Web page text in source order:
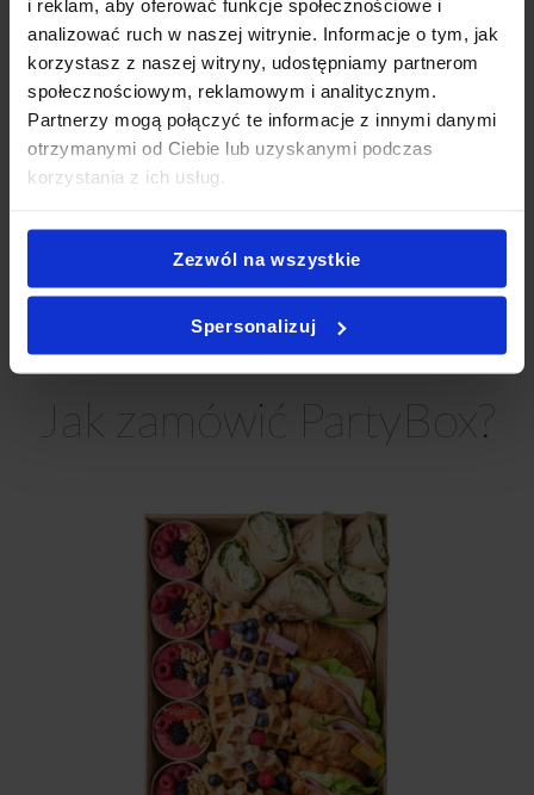
i reklam, aby oferować funkcje społecznościowe i
analizować ruch w naszej witrynie. Informacje o tym, jak
korzystasz z naszej witryny, udostępniamy partnerom
społecznościowym, reklamowym i analitycznym.
Partnerzy mogą połączyć te informacje z innymi danymi
otrzymanymi od Ciebie lub uzyskanymi podczas
korzystania z ich usług.
Zezwól na wszystkie
Spersonalizuj
Chorzów, Catering Okolicznościowy Chorzów,Catering Na
Baby Shower Chorzów,Catering Super Boxy Chorzów
Catering Andrzejkowy Chorzów,Catering na Karnawał
Chorzów,Catering Na Wigilię Chorzów,Catering na
Wielkanoc Chorzów,Catering Sylwestrowy Chorzów
Catering biznesowy Chorzów,Catering konferencyjny
Chorzów,Catering na szkolenie Chorzów
Partybox Chorzów ,Catering Chorzów impreza
Catering przekąski Chorzów,Catering świąteczny Chorzów
Jedzenie impreza firmowa Chorzów.
Jak zamówić PartyBox?